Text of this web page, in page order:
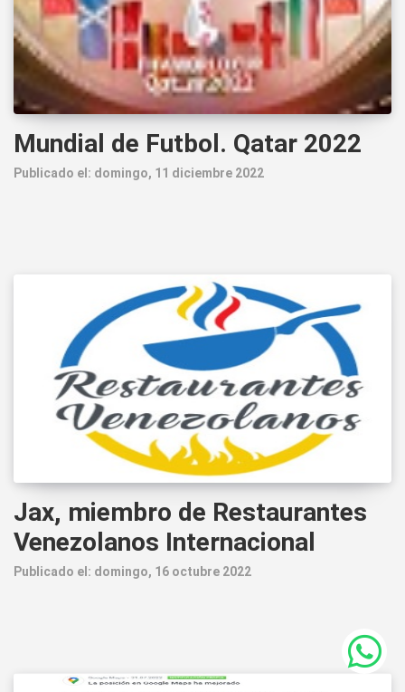
Mundial de Futbol. Qatar 2022
Publicado el: domingo, 11 diciembre 2022
Jax, miembro de Restaurantes
Venezolanos Internacional
Publicado el: domingo, 16 octubre 2022